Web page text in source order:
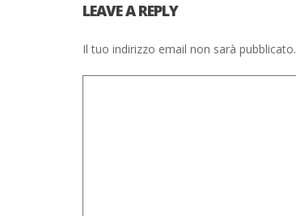
LEAVE A REPLY
Il tuo indirizzo email non sarà pubblicato.